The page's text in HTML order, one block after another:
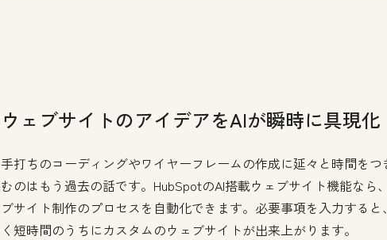
ウェブサイトのアイデアをAIが瞬時に具現化
手打ちのコーディングやワイヤーフレームの作成に延々と時間をつ
むのはもう過去の話です。HubSpotのAI搭載ウェブサイト機能なら
ブサイト制作のプロセスを自動化できます。必要事項を入力すると
く短時間のうちにカスタムのウェブサイトが出来上がります。